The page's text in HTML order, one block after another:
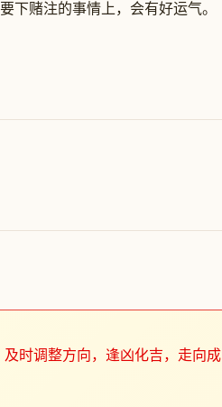
赌注的事情上，会有好运气。
及时调整方向，逢凶化吉，走向成